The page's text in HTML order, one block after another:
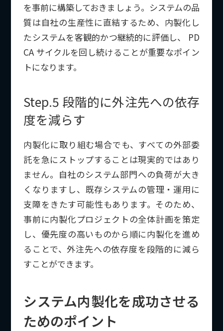
を事前に構築しておきましょう。システムの品
質は自社の生産性に直結するため、内製化し
たシステムを客観的かつ継続的に評価し、 PD
CA サイクルを回し続けることが重要なポイン
トになります。
Step.5 段階的に外注先への依存
度を減らす
内製化に取り組む場合でも、すべての外部委
託を急にストップすることは現実的ではあり
ません。自社のシステム部門への負荷が大き
くなりますし、既存システムの管理・運用に
支障をきたす可能性もあります。そのため、
事前に内製化プロジェクトの全体計画を策定
し、優先度の高いものから順に内製化を進め
ることで、外注先への依存度を段階的に減ら
すことができます。
システム内製化を成功させる
ためのポイント